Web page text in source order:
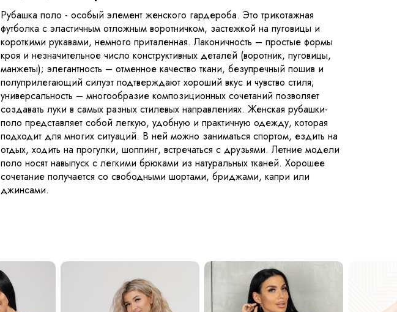
Рубашка поло - особый элемент женского гардероба. Это трикотажная
футболка с эластичным отложным воротничком, застежкой на пуговицы и
короткими рукавами, немного приталенная. Лаконичность – простые формы
кроя и незначительное число конструктивных деталей (воротник, пуговицы,
манжеты); элегантность – отменное качество ткани, безупречный пошив и
полуприлегающий силуэт подтверждают хороший вкус и чувство стиля;
универсальность – многообразие композиционных сочетаний позволяет
создавать луки в самых разных стилевых направлениях. Женская рубашки-
поло представляет собой легкую, удобную и практичную одежду, которая
подходит для многих ситуаций. В ней можно заниматься спортом, ездить на
отдых, ходить на прогулки, шоппинг, встречаться с друзьями. Летние модели
поло носят навыпуск с легкими брюками из натуральных тканей. Хорошее
сочетание получается со свободными шортами, бриджами, капри или
джинсами.